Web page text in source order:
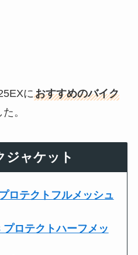
におすすめのバイク
。
ジャケット
ロテクトフルメッシュ
ロテクトハーフメッ